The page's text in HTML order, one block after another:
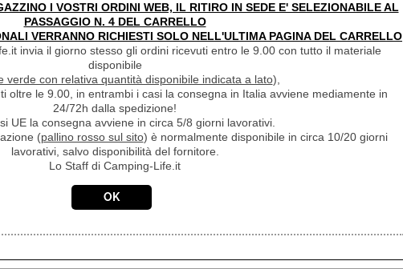
30910
BRUNNER
PZ
con una struttura in alluminio
questo lettino prendisole a telo alto,
ineguagliabile, sia che ci si
Prezzo:
€ 109,90 Sconto 9.1%
DA SOLE MARBELLA AZZURRO 0410012N.C08
I VOSTRI ORDINI WEB, IL RITIRO IN SEDE E' SELEZIONABILE AL
PASSAGGIO N. 4 DEL CARRELLO
VERRANNO RICHIESTI SOLO NELL'ULTIMA PAGINA DEL CARRELLO
invia il giorno stesso gli ordini ricevuti entro le 9.00 con tutto il materiale
disponibile
verde con relativa quantità disponibile indicata a lato),
oltre le 9.00, in entrambi i casi la consegna in Italia avviene mediamente in
24/72h dalla spedizione!
UE la consegna avviene in circa 5/8 giorni lavorativi.
(pallino rosso sul sito) è normalmente disponibile in circa 10/20 giorni
lavorativi, salvo disponibilità del fornitore.
Lo Staff di Camping-Life.it